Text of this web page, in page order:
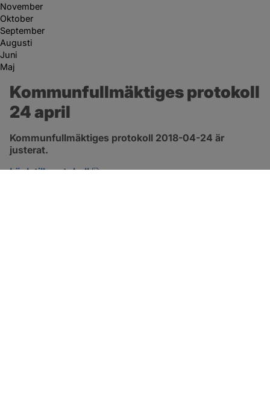
November
Oktober
September
Augusti
Juni
Maj
Kommunfullmäktiges protokoll
24 april
Kommunfullmäktiges protokoll 2018-04-24 är
justerat.
Länk till protokoll
pdf, 2.9 MB, öppnas i nytt fönster.